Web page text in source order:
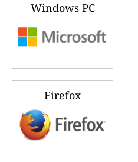
Windows PC
Firefox